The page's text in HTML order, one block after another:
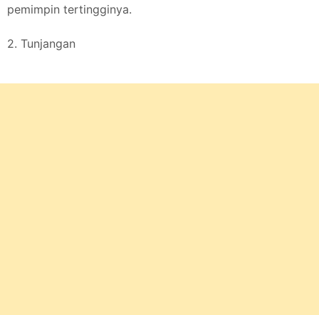
pemimpin tertingginya.
2. Tunjangan